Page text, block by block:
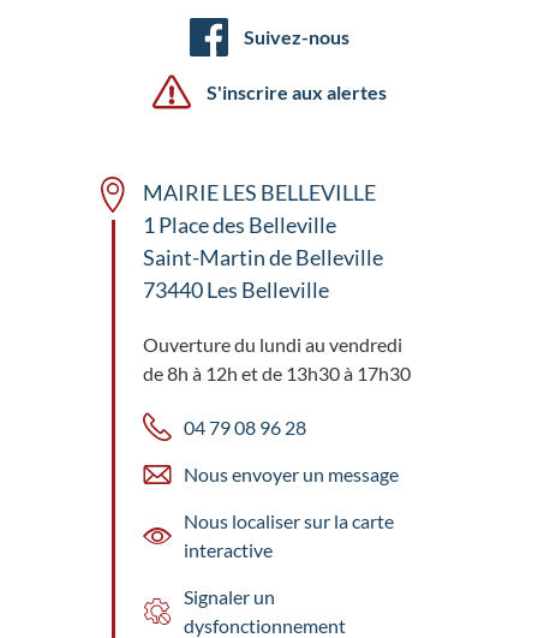
Suivez-nous
S'inscrire aux alertes
MAIRIE LES BELLEVILLE
1 Place des Belleville
Saint-Martin de Belleville
73440 Les Belleville
Ouverture du lundi au vendredi
de 8h à 12h et de 13h30 à 17h30
04 79 08 96 28
Nous envoyer un message
Nous localiser sur la carte
interactive
Signaler un
dysfonctionnement